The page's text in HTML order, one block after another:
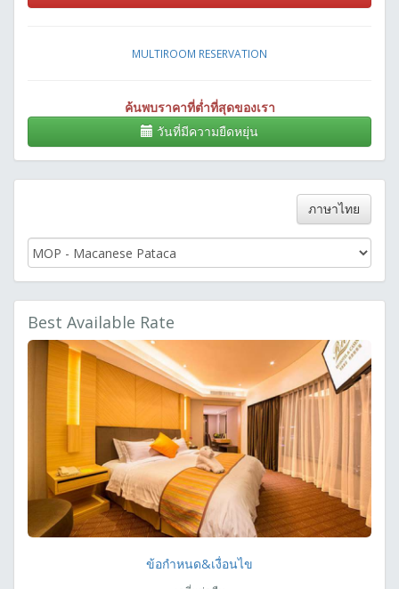
MULTIROOM RESERVATION
ค้นพบราคาที่ต่ำที่สุดของเรา
วันที่มีความยืดหยุ่น
ภาษาไทย
Best Available Rate
ข้อกำหนด&เงื่อนไข